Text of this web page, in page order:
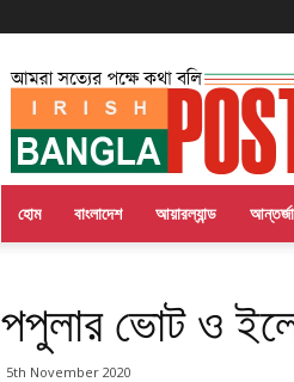
Irish
Bangla
Post
হোম বাংলাদেশ আয়ারল্যান্ড
পপুলার ভোট ও
5th November 2020